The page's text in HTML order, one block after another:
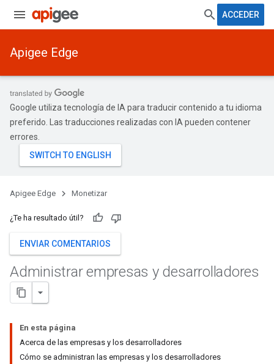
ACCEDER
Apigee Edge
Google utiliza tecnología de IA para traducir contenido a tu idioma
preferido. Las traducciones realizadas con IA pueden contener
errores.
Apigee Edge Monetizar
¿Te ha resultado útil?
ENVIAR COMENTARIOS
Administrar empresas y desarrolladores
En esta página
Acerca de las empresas y los desarrolladores
Cómo se administran las empresas y los desarrolladores